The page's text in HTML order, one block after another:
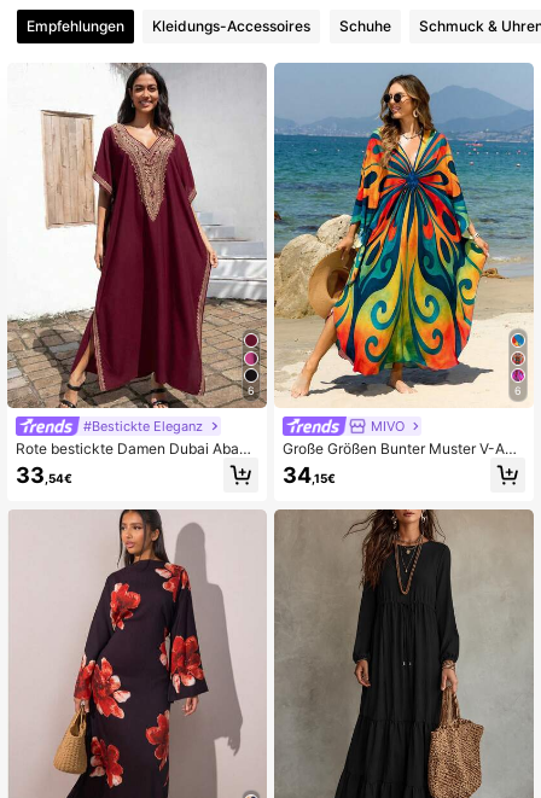
Empfehlungen Kleidungs-Accessoires Schuhe Schmuck &
6
#Bestickte Eleganz
Rote bestickte Damen Dubai Abaya
Kurzarm Freizeitkleider elegant Her
bst
33 ,54€
6
MIVO
Große Größen Bunter Muster V-Aus
schnitt Fledermausärmel Boho-Stil
Kaftan Maxi-Kleid, locker fließend
34,15€